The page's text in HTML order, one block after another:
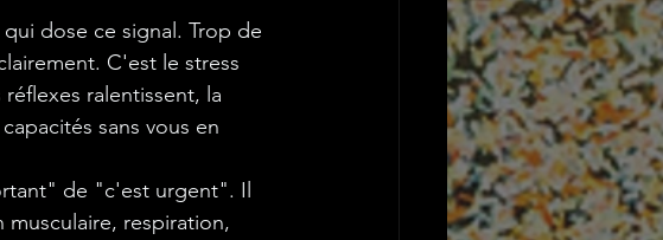
dose ce signal. Trop de
C'est le stress
ralentissent, la
sans vous en
de "c'est urgent". Il
respiration,